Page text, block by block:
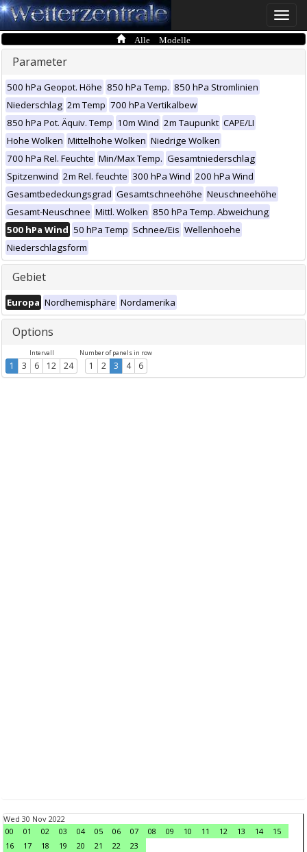
Toggle
Alle Modelle
Parameter
500 hPa Geopot. Höhe 850 hPa Temp. 850 hPa Stromlinien
Niederschlag 2m Temp 700 hPa Vertikalbew
850 hPa Pot. Äquiv. Temp 10m Wind 2m Taupunkt CAPE/LI
Hohe Wolken Mittelhohe Wolken Niedrige Wolken
700 hPa Rel. Feuchte Min/Max Temp. Gesamtniederschlag
Spitzenwind 2m Rel. feuchte 300 hPa Wind 200 hPa Wind
Gesamtbedeckungsgrad Gesamtschneehöhe Neuschneehöhe
Gesamt-Neuschnee Mittl. Wolken 850 hPa Temp. Abweichung
500 hPa Wind 50 hPa Temp Schnee/Eis Wellenhoehe
Niederschlagsform
Gebiet
Europa Nordhemisphäre Nordamerika
Options
Intervall
1 3 6 12 24
Number of panels in row
1 2 3 4 6
Wed 30 Nov 2022
00
01 02 03 04 05 06 07 08 09 10 11 12 13 14
15
16
17 18 19 20 21 22
23